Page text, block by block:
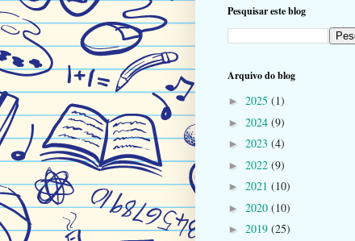
Pesquisar este blog
Arquivo do blog
► 2025 (1)
► 2024 (9)
► 2023 (4)
► 2022 (9)
► 2021 (10)
► 2020 (10)
► 2019 (25)